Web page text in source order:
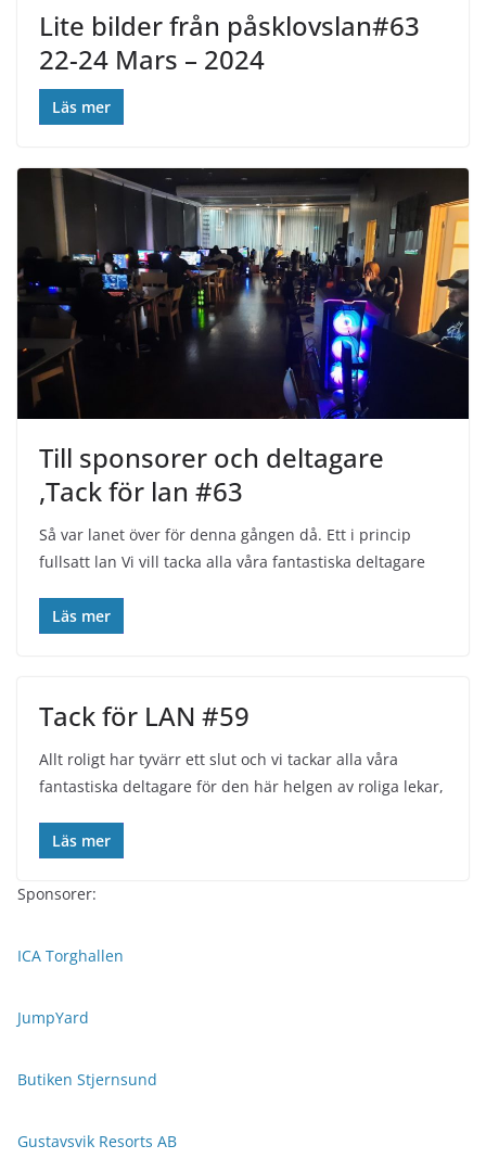
Lite bilder från påsklovslan#63
22-24 Mars – 2024
Läs mer
Till sponsorer och deltagare
,Tack för lan #63
Så var lanet över för denna gången då. Ett i princip
fullsatt lan Vi vill tacka alla våra fantastiska deltagare
Läs mer
Tack för LAN #59
Allt roligt har tyvärr ett slut och vi tackar alla våra
fantastiska deltagare för den här helgen av roliga lekar,
Läs mer
Sponsorer:
ICA Torghallen
JumpYard
Butiken Stjernsund
Gustavsvik Resorts AB